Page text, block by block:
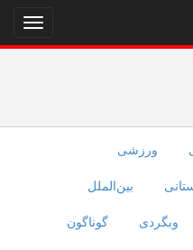
نمایش
منو
ورزشی
بین‌الملل
وبگردی گوناگون